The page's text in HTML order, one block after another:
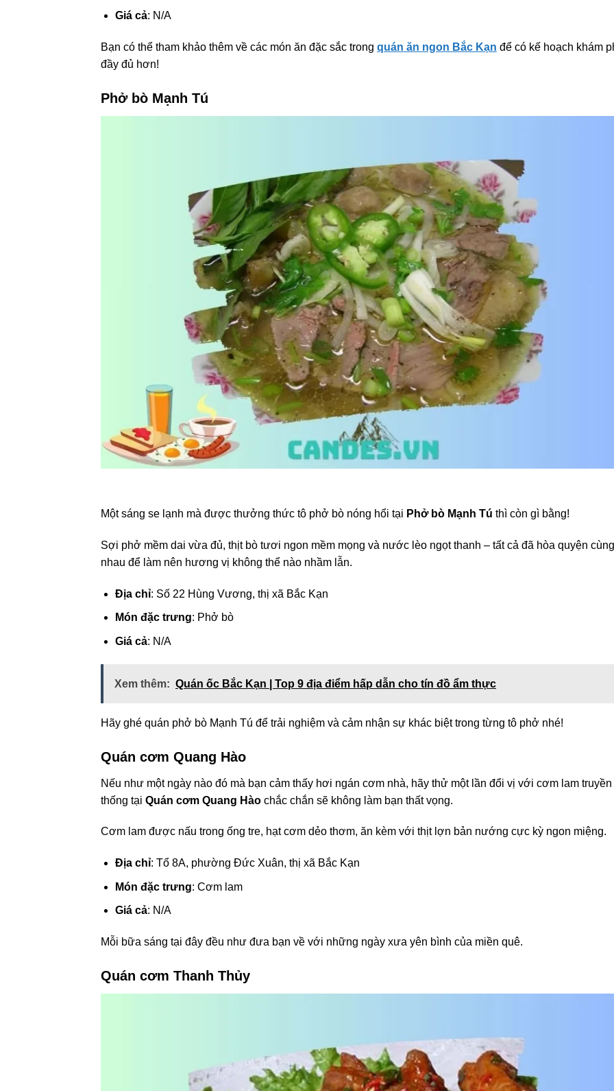
Giá cả: N/A
Bạn có thể tham khảo thêm về các món ăn đặc sắc trong quán ăn ngon Bắc Kạn để có kế hoạch khám
đầy đủ hơn!
Phở bò Mạnh Tú
Một sáng se lạnh mà được thưởng thức tô phở bò nóng hổi tại Phở bò Mạnh Tú thì còn gì bằng!
Sợi phở mềm dai vừa đủ, thịt bò tươi ngon mềm mọng và nước lèo ngọt thanh – tất cả đã hòa quyện cùng
nhau để làm nên hương vị không thể nào nhầm lẫn.
Địa chỉ: Số 22 Hùng Vương, thị xã Bắc Kạn
Món đặc trưng: Phở bò
Giá cả: N/A
Xem thêm: Quán ốc Bắc Kạn | Top 9 địa điểm hấp dẫn cho tín đồ ẩm thực
Hãy ghé quán phở bò Mạnh Tú để trải nghiệm và cảm nhận sự khác biệt trong từng tô phở nhé!
Quán cơm Quang Hào
Nếu như một ngày nào đó mà bạn cảm thấy hơi ngán cơm nhà, hãy thử một lần đổi vị với cơm lam truyền
thống tại Quán cơm Quang Hào chắc chắn sẽ không làm bạn thất vọng.
Cơm lam được nấu trong ống tre, hạt cơm dẻo thơm, ăn kèm với thịt lợn bản nướng cực kỳ ngon miệng.
Địa chỉ: Tổ 8A, phường Đức Xuân, thị xã Bắc Kạn
Món đặc trưng: Cơm lam
Giá cả: N/A
Mỗi bữa sáng tại đây đều như đưa bạn về với những ngày xưa yên bình của miền quê.
Quán cơm Thanh Thủy